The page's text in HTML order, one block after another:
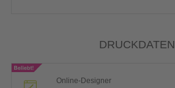
DRUCKDATEN
Online-Designer